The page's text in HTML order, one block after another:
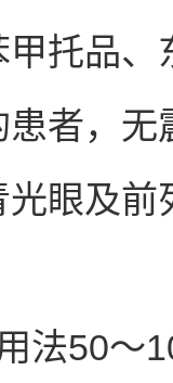
托品
者，
眼及
法50